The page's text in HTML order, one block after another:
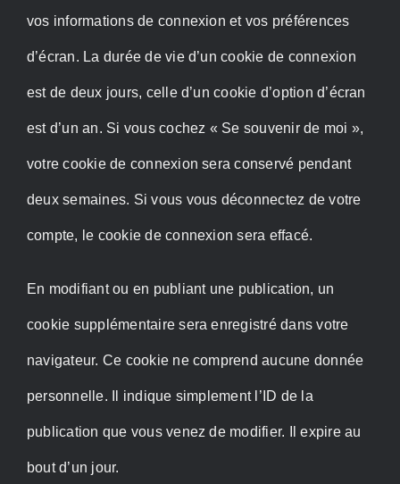
vos informations de connexion et vos préférences
d’écran. La durée de vie d’un cookie de connexion
est de deux jours, celle d’un cookie d’option d’écran
est d’un an. Si vous cochez « Se souvenir de moi »,
votre cookie de connexion sera conservé pendant
deux semaines. Si vous vous déconnectez de votre
compte, le cookie de connexion sera effacé.
En modifiant ou en publiant une publication, un
cookie supplémentaire sera enregistré dans votre
navigateur. Ce cookie ne comprend aucune donnée
personnelle. Il indique simplement l’ID de la
publication que vous venez de modifier. Il expire au
bout d’un jour.